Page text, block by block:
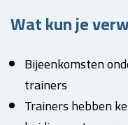
Wat kun je
Bijeenkomsten
trainers
Trainers hebben